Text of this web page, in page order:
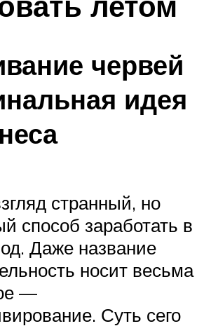
червей
идея
странный, но
способ заработать в
Даже название
носит весьма
—
Суть сего